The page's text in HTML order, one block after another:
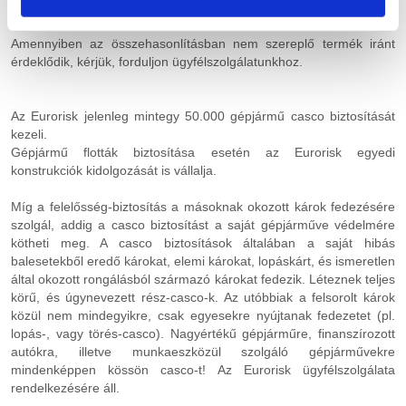
Amennyiben az összehasonlításban nem szereplő termék iránt
érdeklődik, kérjük, forduljon ügyfélszolgálatunkhoz.
Az Eurorisk jelenleg mintegy 50.000 gépjármű casco biztosítását
kezeli.
Gépjármű flották biztosítása esetén az Eurorisk egyedi
konstrukciók kidolgozását is vállalja.
Míg a felelősség-biztosítás a másoknak okozott károk fedezésére
szolgál, addig a casco biztosítást a saját gépjárműve védelmére
kötheti meg. A casco biztosítások általában a saját hibás
balesetekből eredő károkat, elemi károkat, lopáskárt, és ismeretlen
által okozott rongálásból származó károkat fedezik. Léteznek teljes
körű, és úgynevezett rész-casco-k. Az utóbbiak a felsorolt károk
közül nem mindegyikre, csak egyesekre nyújtanak fedezetet (pl.
lopás-, vagy törés-casco). Nagyértékű gépjárműre, finanszírozott
autókra, illetve munkaeszközül szolgáló gépjárművekre
mindenképpen kössön casco-t! Az Eurorisk ügyfélszolgálata
rendelkezésére áll.